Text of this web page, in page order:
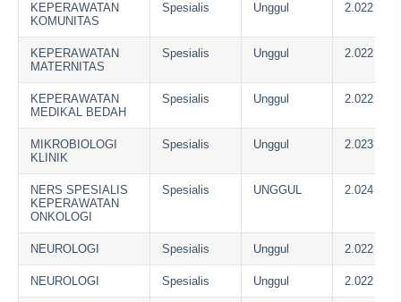
KEPERAWATAN
KOMUNITAS
Spesialis Unggul 2.022
KEPERAWATAN
MATERNITAS
Spesialis Unggul 2.022
KEPERAWATAN
MEDIKAL BEDAH
Spesialis Unggul 2.022
MIKROBIOLOGI
KLINIK
Spesialis Unggul 2.023
NERS SPESIALIS
KEPERAWATAN
ONKOLOGI
Spesialis UNGGUL 2.024
NEUROLOGI Spesialis Unggul 2.022
NEUROLOGI Spesialis Unggul 2.022